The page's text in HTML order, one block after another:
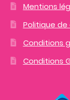
Mentions
Politique
Conditions
Conditions